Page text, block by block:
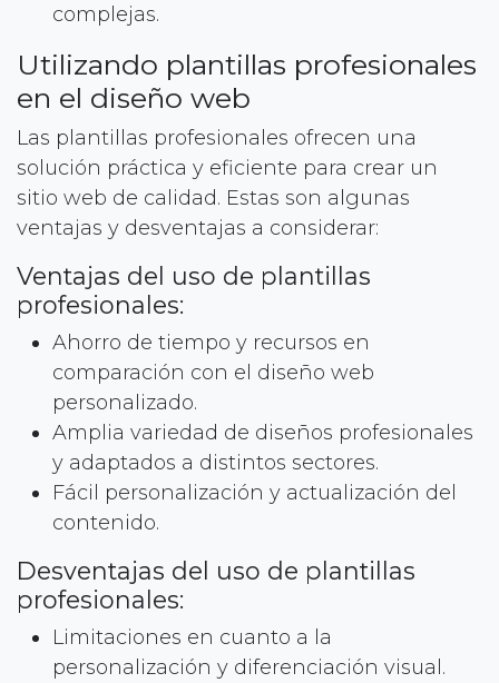
complejas.
Utilizando plantillas profesionales
en el diseño web
Las plantillas profesionales ofrecen una
solución práctica y eficiente para crear un
sitio web de calidad. Estas son algunas
ventajas y desventajas a considerar:
Ventajas del uso de plantillas
profesionales:
Ahorro de tiempo y recursos en
comparación con el diseño web
personalizado.
Amplia variedad de diseños profesionales
y adaptados a distintos sectores.
Fácil personalización y actualización del
contenido.
Desventajas del uso de plantillas
profesionales:
Limitaciones en cuanto a la
personalización y diferenciación visual.